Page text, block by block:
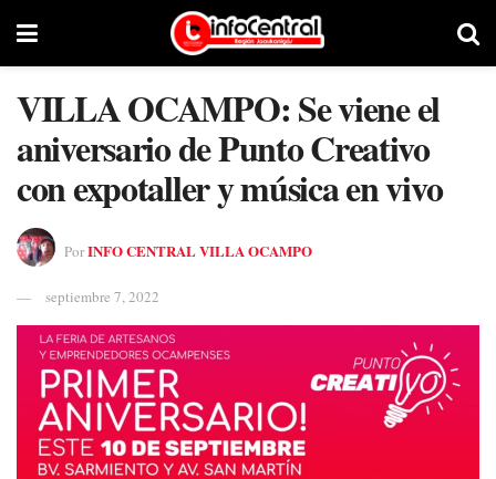
VILLA OCAMPO: Se viene el
aniversario de Punto Creativo
con expotaller y música en vivo
PorINFO CENTRAL VILLA OCAMPO
septiembre 7, 2022